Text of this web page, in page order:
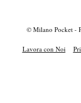
© Milano Pocket -
Lavora con Noi